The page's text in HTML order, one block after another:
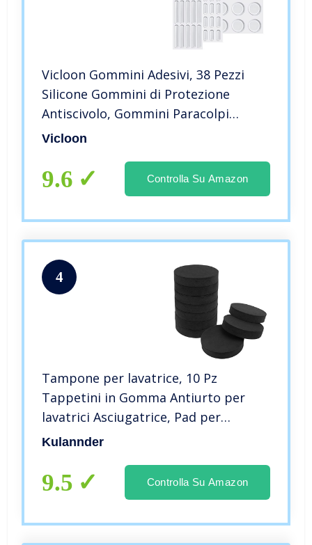
Vicloon Gommini Adesivi, 38 Pezzi
Silicone Gommini di Protezione
Antiscivolo, Gommini Paracolpi
Trasparente per Porte, Mobili,
Vicloon
9.6 Controlla Su Amazon
4
Tampone per lavatrice, 10 Pz
Tappetini in Gomma Antiurto per
lavatrici Asciugatrice, Pad per
Lavatrice in grado di assorbire le
Cuscinetti per Lavatrice (Rotondo)
Kulannder
9.5 Controlla Su Amazon